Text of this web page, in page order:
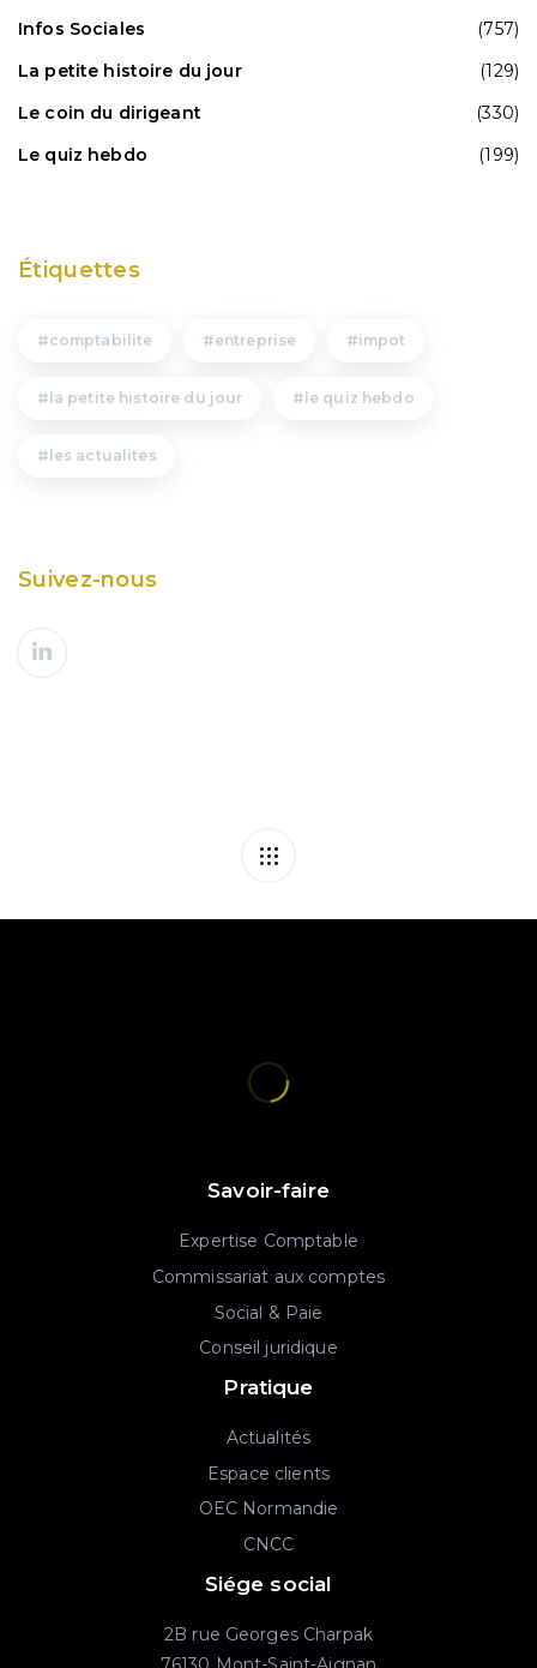
Infos Sociales
(757)
La petite histoire du jour
(129)
Le coin du dirigeant
(330)
Le quiz hebdo
(199)
Étiquettes
comptabilite entreprise impot
la petite histoire du jour le quiz hebdo
les actualites
Suivez-nous
Savoir-faire
Expertise Comptable
Commissariat aux comptes
Social & Paie
Conseil juridique
Pratique
Actualités
Espace clients
OEC Normandie
CNCC
Siége social
2B rue Georges Charpak